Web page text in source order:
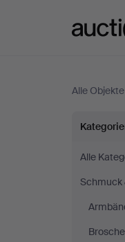
Alle Objekte
&
bei
Alle
Schmuck